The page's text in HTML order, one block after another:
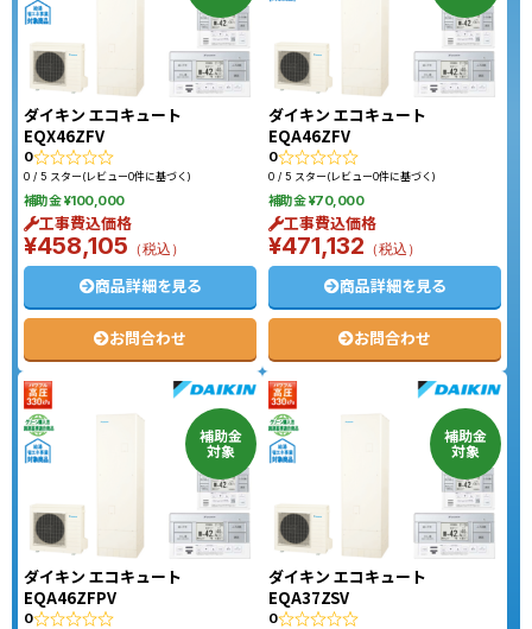
ダイキン エコキュート
EQX46ZFV
0
0 / 5 スター(レビュー0件に基づく)
補助金 ¥100,000
工事費込価格
¥458,105 （税込）
商品詳細を見る
お問合わせ
ダイキン エコキュート
EQA46ZFV
0
0 / 5 スター(レビュー0件に基づく)
補助金 ¥70,000
工事費込価格
¥471,132 （税込）
商品詳細を見る
お問合わせ
補助金
対象
ダイキン エコキュート
EQA46ZFPV
0
補助金
対象
ダイキン エコキュート
EQA37ZSV
0